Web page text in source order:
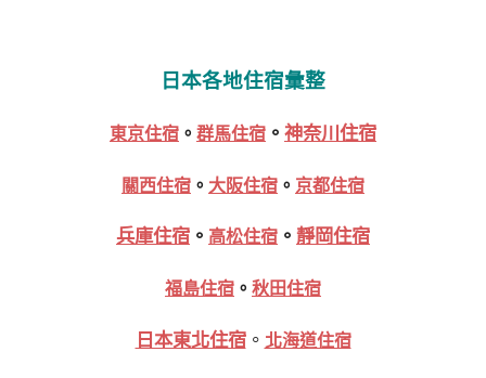
日本各地住宿彙整
東京住宿 。 群馬住宿 。 神奈川住宿
關西住宿 。 大阪住宿 。 京都住宿
兵庫住宿 。 高松住宿 。 靜岡住宿
福島住宿 。 秋田住宿
日本東北住宿。 北海道住宿